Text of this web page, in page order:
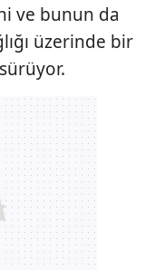
ve bunun da
üzerinde bir